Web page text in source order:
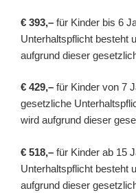
€ 393,– für Kinder bis 6
Unterhaltspflicht besteht
aufgrund dieser
€ 429,– für Kinder von 7
gesetzliche
wird aufgrund dieser
€ 518,– für Kinder ab 15
Unterhaltspflicht besteht
aufgrund dieser